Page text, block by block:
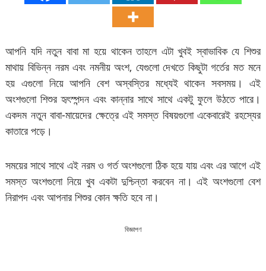
আপনি যদি নতুন বাবা মা হয়ে থাকেন তাহলে এটা খুবই স্বাভাবিক যে শিশুর
মাথায় বিভিন্ন নরম এবং নমনীয় অংশ, যেগুলো দেখতে কিছুটা গর্তের মত মনে
হয় এগুলো নিয়ে আপনি বেশ অস্বস্তির মধ্যেই থাকেন সবসময়। এই
অংশগুলো শিশুর হৃৎস্পন্দন এবং কান্নার সাথে সাথে একটু ফুলে উঠতে পারে।
একদম নতুন বাবা-মায়েদের ক্ষেত্রে এই সমস্ত বিষয়গুলো একেবারেই রহস্যের
কাতারে পড়ে।
সময়ের সাথে সাথে এই নরম ও গর্ত অংশগুলো ঠিক হয়ে যায় এবং এর আগে এই
সমস্ত অংশগুলো নিয়ে খুব একটা দুশ্চিন্তা করবেন না। এই অংশগুলো বেশ
নিরাপদ এবং আপনার শিশুর কোন ক্ষতি হবে না।
বিজ্ঞাপণ